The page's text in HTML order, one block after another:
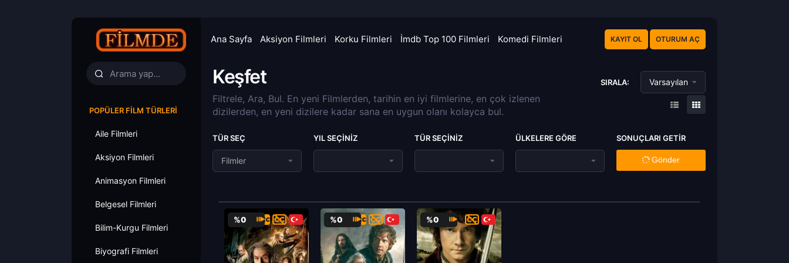
Ana Sayfa Aksiyon Filmleri Korku Filmleri İmdb Top 100 Filmleri Komedi Filmleri KAYIT OL OTURUM AÇ
POPÜLER FILM TÜRLERI
Aile Filmleri
Aksiyon Filmleri
Animasyon Filmleri
Belgesel Filmleri
Bilim-Kurgu Filmleri
Biyografi Filmleri
Keşfet
Filtrele, Ara, Bul. En yeni Filmlerden, tarihin en iyi filmlerine, en çok izlenen
dizilerden, en yeni dizilere kadar sana en uygun olanı kolayca bul.
SIRALA: Varsayılan
TÜR SEÇ
Filmler
YIL SEÇINIZ TÜR SEÇINIZ ÜLKELERE GÖRE SONUÇLARI GETIR
Gönder
%0 %0 %0